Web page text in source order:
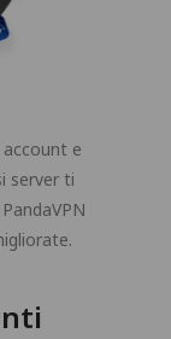
account e
server ti